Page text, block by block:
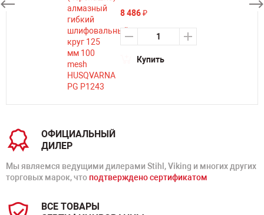
8 486₽
Купить
ОФИЦИАЛЬНЫЙ
ДИЛЕР
Мы являемся ведущими дилерами Stihl, Viking и многих других
торговых марок, что подтверждено сертификатом
ВСЕ ТОВАРЫ